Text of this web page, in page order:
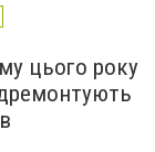
цього року